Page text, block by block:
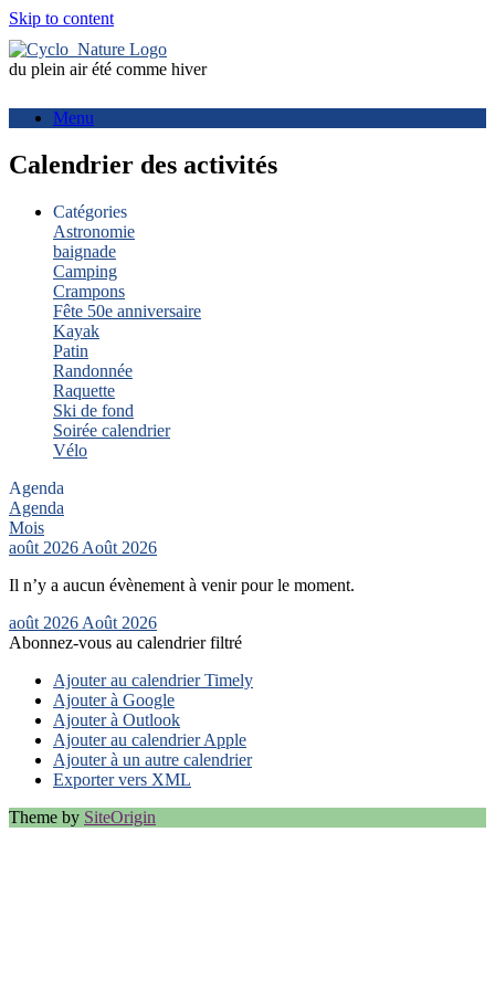
Skip to content
du plein air été comme hiver
Menu
Calendrier des activités
Catégories
Astronomie
baignade
Camping
Crampons
Fête 50e anniversaire
Kayak
Patin
Randonnée
Raquette
Ski de fond
Soirée calendrier
Vélo
Agenda
Agenda
Mois
août 2026 Août 2026
Il n’y a aucun évènement à venir pour le moment.
août 2026 Août 2026
Abonnez-vous au calendrier filtré
Ajouter au calendrier Timely
Ajouter à Google
Ajouter à Outlook
Ajouter au calendrier Apple
Ajouter à un autre calendrier
Exporter vers XML
Theme by SiteOrigin